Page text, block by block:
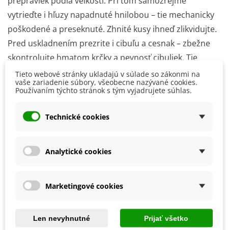
vytrieďte i hľuzy napadnuté hnilobou – tie mechanicky
poškodené a preseknuté. Zhnité kusy ihneď zlikvidujte.
Pred uskladnením prezrite i cibuľu a cesnak– zbežne
skontrolujte hmatom krčky a pevnosť cibuliek. Tie
mäkké okamžite vyhoďte, nie sú vhodné ani na
kuchynské spracovanie. Zazimujte citlivé rastliny v
Do chladnej miestnosti uskladňujte iba rastliny zo
olovník,olivovníkalebo mandevilu. Rastliny z našich
vonku (napr. krušpány, vavrínovce, mahónie a bršleny
z rastlín vždyzelených, z kvitnúcich drevín napr. ruže na
, orgovány, kaliny alebo
sakury). Chránime len ich korene, ktoré sú vnádobách
Tieto webové stránky ukladajú v súlade so zákonmi na
vaše zariadenie súbory, všeobecne nazývané cookies.
Používaním týchto stránok s tým vyjadrujete súhlas.
Technické cookies
Analytické cookies
Marketingové cookies
Len nevyhnutné Prijať všetko